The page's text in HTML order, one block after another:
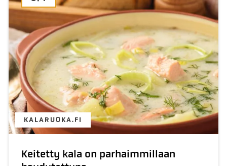
KALARUOKA.FI
Keitetty kala on parhaimmillaan